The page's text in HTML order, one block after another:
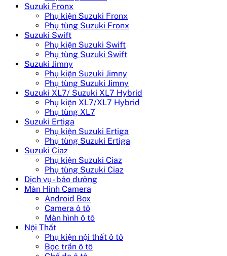
Suzuki Fronx
Phụ kiện Suzuki Fronx
Phụ tùng Suzuki Fronx
Suzuki Swift
Phụ kiện Suzuki Swift
Phụ tùng Suzuki Swift
Suzuki Jimny
Phụ kiện Suzuki Jimny
Phụ tùng Suzuki Jimny
Suzuki XL7/ Suzuki XL7 Hybrid
Phụ kiện XL7/XL7 Hybrid
Phụ tùng XL7
Suzuki Ertiga
Phụ kiện Suzuki Ertiga
Phụ tùng Suzuki Ertiga
Suzuki Ciaz
Phụ kiện Suzuki Ciaz
Phụ tùng Suzuki Ciaz
Dịch vụ - bảo dưỡng
Màn Hình Camera
Android Box
Camera ô tô
Màn hình ô tô
Nội Thất
Phụ kiện nội thất ô tô
Bọc trần ô tô